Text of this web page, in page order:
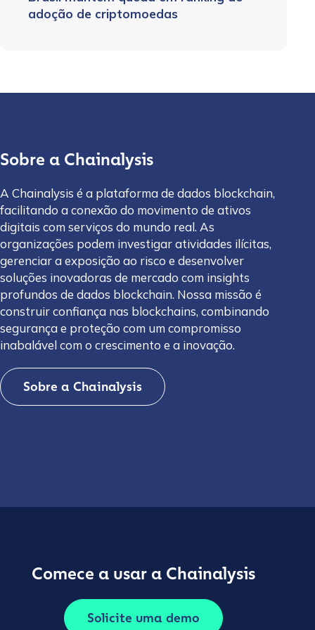
adoção de criptomoedas
Sobre a Chainalysis
A Chainalysis é a plataforma de dados blockchain,
facilitando a conexão do movimento de ativos
digitais com serviços do mundo real. As
organizações podem investigar atividades ilícitas,
gerenciar a exposição ao risco e desenvolver
soluções inovadoras de mercado com insights
profundos de dados blockchain. Nossa missão é
construir confiança nas blockchains, combinando
segurança e proteção com um compromisso
inabalável com o crescimento e a inovação.
Sobre a Chainalysis
Comece a usar a Chainalysis
Solicite uma demo